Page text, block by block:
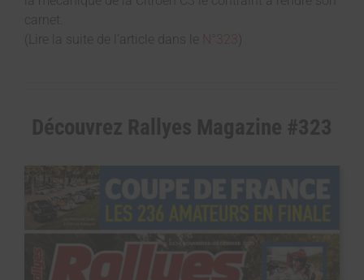
carnet.
(Lire la suite de l’article dans le
N°323 )